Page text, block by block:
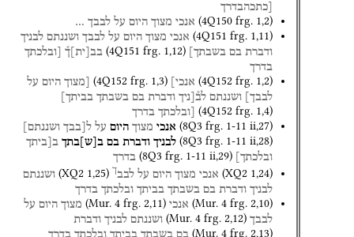
[כתכהבדרך
(4Q150 frg. 1,2) אנכי מצוך היום על לבבך …
(4Q151 frg. 1,11) אנכי מצוך היום על לבבך ושננתם לבניך
ודברת בם בשבתך] (4Q151 frg. 1,12) בב ית ך֯
[ובלכתך
בדרך
(4Q152 frg. 1,2) אנכי] (4Q152 frg. 1,3) [מצוך היום על
לבבך]
ושננתם לב֯[ניך ודברת בם בשבתך בביתך]
(4Q152 frg. 1,4) [ובלכתך בדרך
(8Q3 frg. 1-11 ii,27) אנכי מצוך היום על ל[בבך ושננתם]
(8Q3 frg. 1-11 ii,28) לבניך ודברת בם ב ש בתך ב[ביתך
ובלכתך]
(8Q3 frg. 1-11 ii,29) בדרך
(XQ2 1,24) אנכי מצוך היום על לבבך (XQ2 1,25)
ושננתם
לבניך ודברת בם בשבתך בביתך ובלכתך בדרך
(Mur. 4 frg. 2,10) אנכי (Mur. 4 frg. 2,11) מצוך היום על
לבבך
(Mur. 4 frg. 2,12) ושננתם לבניך ודברת
(Mur. 4 frg. 2,13) בם בשבתך בביתך ובלכתך בדרך